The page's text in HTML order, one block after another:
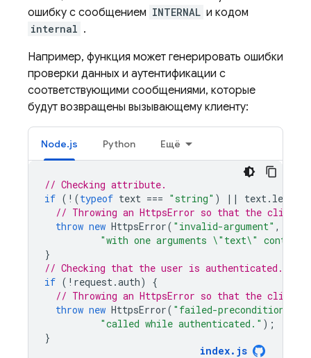
ошибку с сообщением INTERNAL и кодом
internal .
Например, функция может генерировать ошибки
проверки данных и аутентификации с
соответствующими сообщениями, которые
будут возвращены вызывающему клиенту:
Node.js Python Ещё
// Checking attribute.
if ( ! (typeof text === "string" ) || text. length
// Throwing an HttpsError so that the client
throw new HttpsError( "invalid-argument" ,
"with one arguments \"text\"
}
// Checking that the user is authenticated.
if ( ! request.auth)
{
// Throwing an HttpsError so that the client
throw new HttpsError( "failed-precondition"
"called while authenticated." );
}
index. js